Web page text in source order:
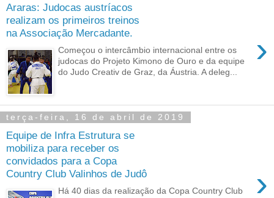
Araras: Judocas austríacos
realizam os primeiros treinos
na Associação Mercadante.
›
Começou o intercâmbio internacional entre os
judocas do Projeto Kimono de Ouro e da equipe
do Judo Creativ de Graz, da Áustria. A deleg...
terça-feira, 16 de abril de 2019
Equipe de Infra Estrutura se
mobiliza para receber os
convidados para a Copa
Country Club Valinhos de Judô
›
Há 40 dias da realização da Copa Country Club